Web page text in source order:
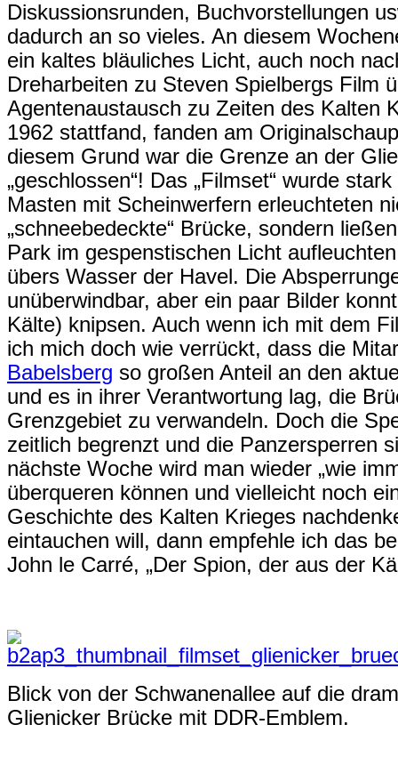
Diskussionsrunden, Buchvorstellungen
dadurch an so vieles. An diesem
ein kaltes bläuliches Licht, auch noch
Dreharbeiten zu Steven Spielbergs Film
Agentenaustausch zu Zeiten des Kalten
1962 stattfand, fanden am
diesem Grund war die Grenze an der
„geschlossen“! Das „Filmset“ wurde
Masten mit Scheinwerfern erleuchteten
„schneebedeckte“ Brücke, sondern
Park im gespenstischen Licht
übers Wasser der Havel. Die
unüberwindbar, aber ein paar Bilder
Kälte) knipsen. Auch wenn ich mit dem
ich mich doch wie verrückt, dass die
Babelsberg so großen Anteil an den
und es in ihrer Verantwortung lag, die
Grenzgebiet zu verwandeln. Doch die
zeitlich begrenzt und die Panzersperren
nächste Woche wird man wieder „wie
überqueren können und vielleicht noch
Geschichte des Kalten Krieges
eintauchen will, dann empfehle ich das
John le Carré, „Der Spion, der aus der
Blick von der Schwanenallee auf die
Glienicker Brücke mit DDR-Emblem.